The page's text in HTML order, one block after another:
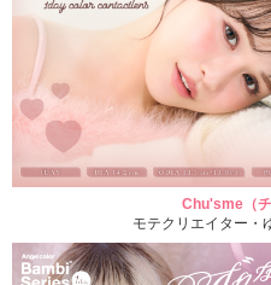
Chu'sme（チ
モテクリエイター・